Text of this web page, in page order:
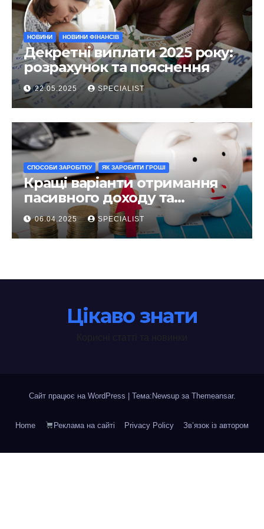
НОВИНИ НОВИНИ ФІНАНСІВ
Декретні виплати 2025 року:
розрахунок та пояснення
22.05.2025 SPECIALIST
СПОСОБИ ЗАРОБІТКУ ЯК ЗАРОБИТИ ГРОШІ
Кращі варіанти отримання
пасивного доходу та
інвестування у 2025 році
06.04.2025 SPECIALIST
Цікаво знати
Сайт працює на WordPress Тема:Newsup за Themeansar.
Home Реклама на сайті Privacy Policy Зв’язок із автором